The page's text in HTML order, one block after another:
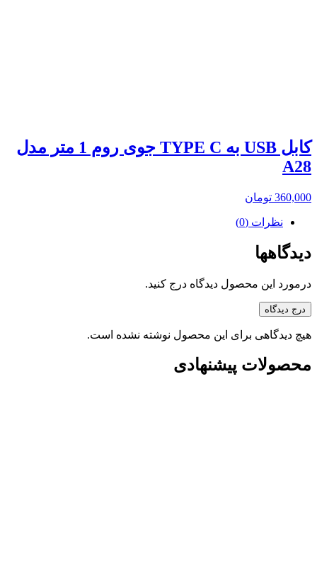
کابل USB به TYPE C جوی روم 1 متر مدل
A28
360,000 تومان
نظرات (0)
دیدگاهها
درمورد این محصول دیدگاه درج کنید.
درج دیدگاه
هیچ دیدگاهی برای این محصول نوشته نشده است.
محصولات پیشنهادی